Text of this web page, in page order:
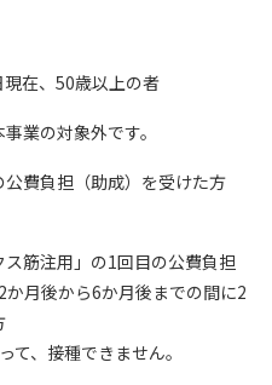
在、50歳以上の者
業の対象外です。
費負担（助成）を受けた方
筋注用」の1回目の公費負担
月後から6か月後までの間に2
、接種できません。